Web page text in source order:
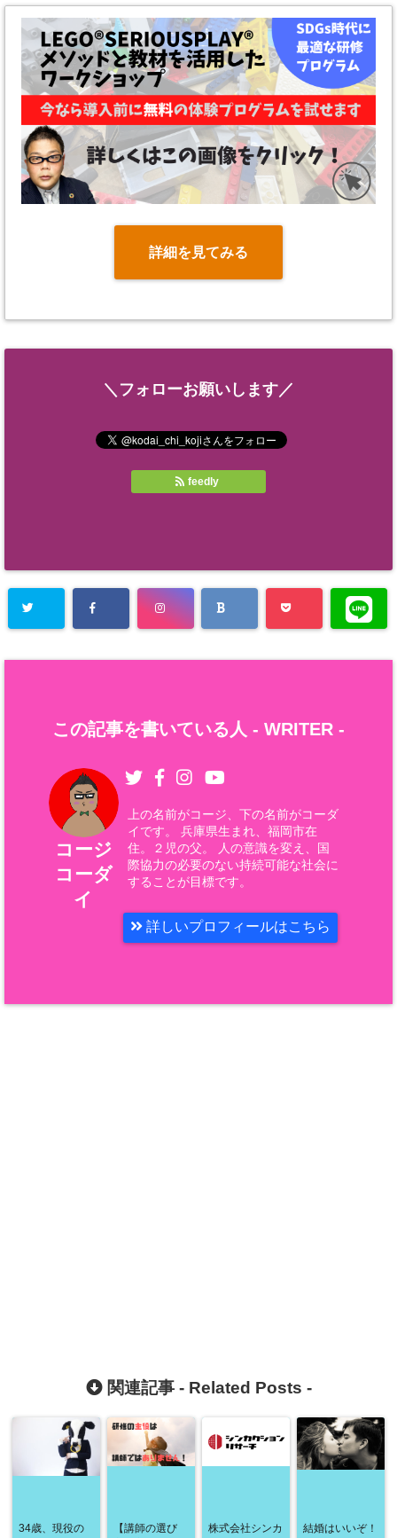
詳細を見てみる
＼フォローお願いします／
feedly
この記事を書いている人 - WRITER -
コージ
コーダ
イ
上の名前がコージ、下の名前がコーダ
イです。 兵庫県生まれ、福岡市在
住。２児の父。 人の意識を変え、国
際協力の必要のない持続可能な社会に
することが目標です。
詳しいプロフィールはこちら
関連記事 - Related Posts -
34歳、現役の
【講師の選び
株式会社シンカ
結婚はいいぞ！